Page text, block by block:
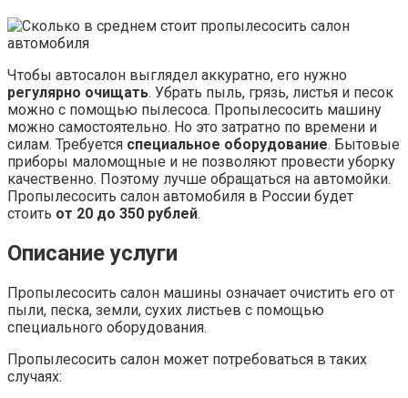
Чтобы автосалон выглядел аккуратно, его нужно
регулярно очищать. Убрать пыль, грязь, листья и песок
можно с помощью пылесоса. Пропылесосить машину
можно самостоятельно. Но это затратно по времени и
силам. Требуется специальное оборудование. Бытовые
приборы маломощные и не позволяют провести уборку
качественно. Поэтому лучше обращаться на автомойки.
Пропылесосить салон автомобиля в России будет
стоить от 20 до 350 рублей.
Описание услуги
Пропылесосить салон машины означает очистить его от
пыли, песка, земли, сухих листьев с помощью
специального оборудования.
Пропылесосить салон может потребоваться в таких
случаях: